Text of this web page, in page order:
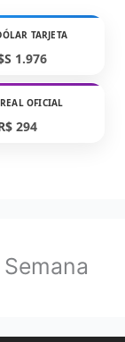
TARJETA
1.976
REAL OFICIAL
294